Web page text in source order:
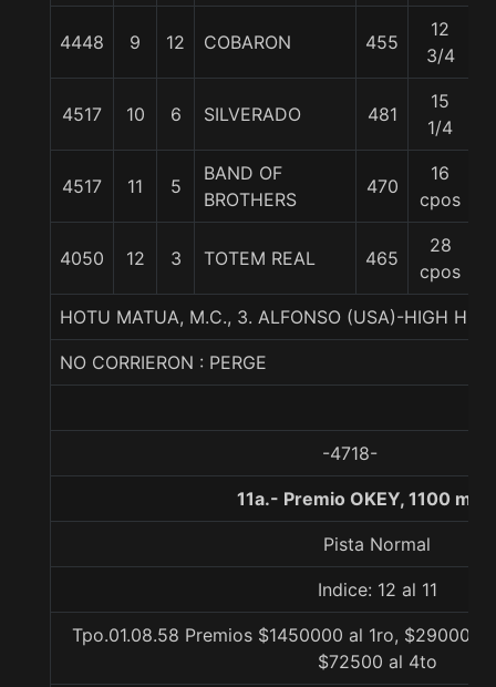
4448 9 12 COBARON 455
12
3/4
4517 10 6 SILVERADO 481
15
1/4
4517 11 5
BAND OF
BROTHERS
470
16
cpos
4050 12 3 TOTEM REAL 465
28
cpos
HOTU MATUA, M.C., 3. ALFONSO (USA)-HIGH
NO CORRIERON : PERGE
-4718-
11a.- Premio OKEY, 1100
Pista Normal
Indice: 12 al 11
Tpo.01.08.58 Premios $1450000 al 1ro, $290000
$72500 al 4to